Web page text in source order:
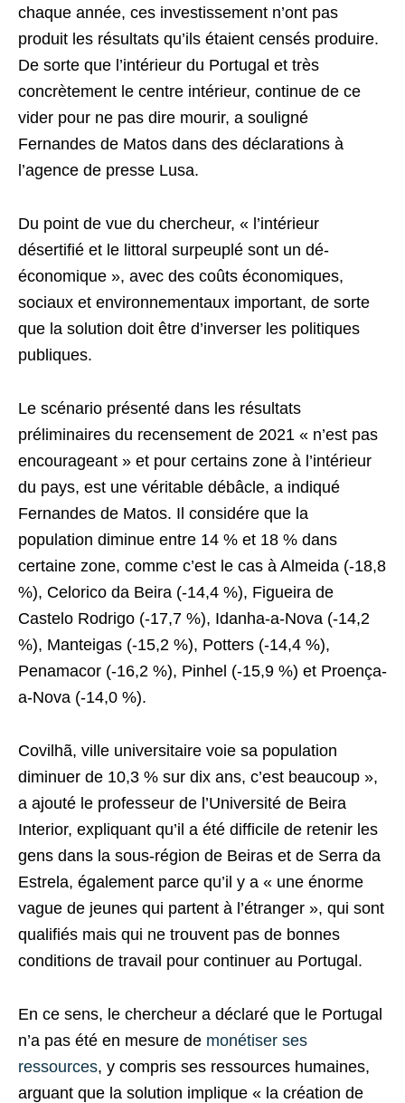
chaque année, ces investissement n’ont pas
produit les résultats qu’ils étaient censés produire.
De sorte que l’intérieur du Portugal et très
concrètement le centre intérieur, continue de ce
vider pour ne pas dire mourir, a souligné
Fernandes de Matos dans des déclarations à
l’agence de presse Lusa.
Du point de vue du chercheur, « l’intérieur
désertifié et le littoral surpeuplé sont un dé-
économique », avec des coûts économiques,
sociaux et environnementaux important, de sorte
que la solution doit être d’inverser les politiques
publiques.
Le scénario présenté dans les résultats
préliminaires du recensement de 2021 « n’est pas
encourageant » et pour certains zone à l’intérieur
du pays, est une véritable débâcle, a indiqué
Fernandes de Matos. Il considére que la
population diminue entre 14 % et 18 % dans
certaine zone, comme c’est le cas à Almeida (-18,8
%), Celorico da Beira (-14,4 %), Figueira de
Castelo Rodrigo (-17,7 %), Idanha-a-Nova (-14,2
%), Manteigas (-15,2 %), Potters (-14,4 %),
Penamacor (-16,2 %), Pinhel (-15,9 %) et Proença-
a-Nova (-14,0 %).
Covilhã, ville universitaire voie sa population
diminuer de 10,3 % sur dix ans, c’est beaucoup »,
a ajouté le professeur de l’Université de Beira
Interior, expliquant qu’il a été difficile de retenir les
gens dans la sous-région de Beiras et de Serra da
Estrela, également parce qu’il y a « une énorme
vague de jeunes qui partent à l’étranger », qui sont
qualifiés mais qui ne trouvent pas de bonnes
conditions de travail pour continuer au Portugal.
En ce sens, le chercheur a déclaré que le Portugal
n’a pas été en mesure de monétiser ses
ressources, y compris ses ressources humaines,
arguant que la solution implique « la création de